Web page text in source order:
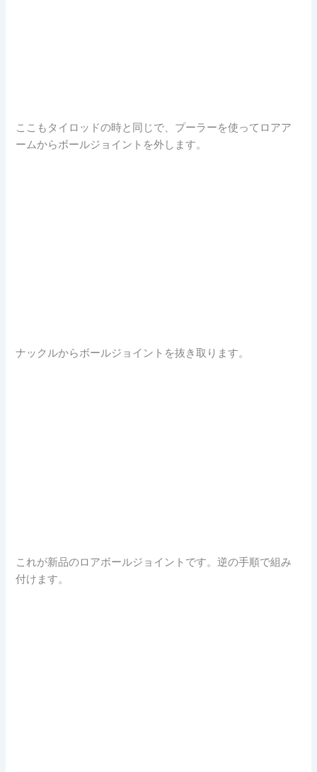
ここもタイロッドの時と同じで、プーラーを使ってロアア
ームからボールジョイントを外します。
ナックルからボールジョイントを抜き取ります。
これが新品のロアボールジョイントです。逆の手順で組み
付けます。